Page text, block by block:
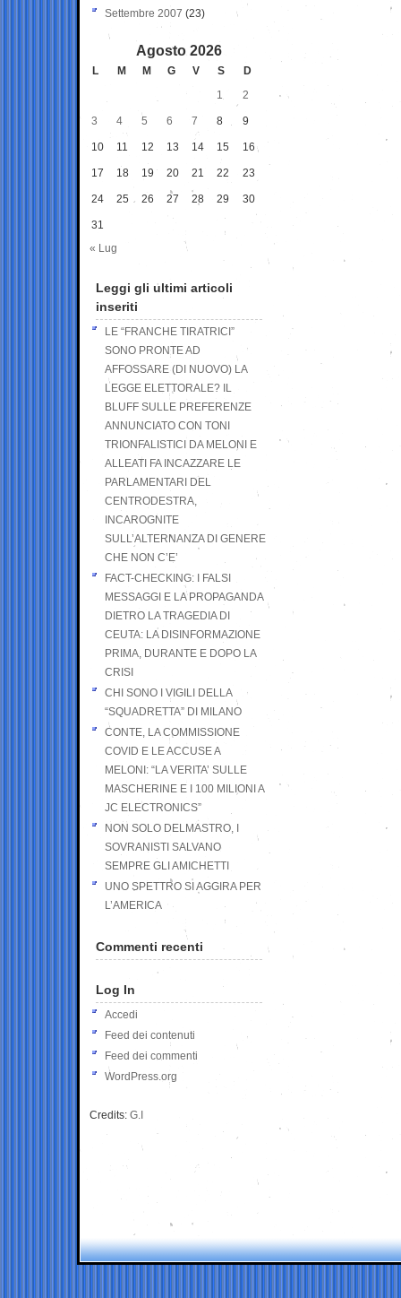
Settembre 2007 (23)
Agosto 2026
L M M G V S
D
1
2
3 4 5 6 7 8 9
10 11 12 13 14 15 16
17 18 19 20 21 22 23
24 25 26 27 28 29 30
31
« Lug
Leggi gli ultimi articoli
inseriti
LE “FRANCHE TIRATRICI”
SONO PRONTE AD
AFFOSSARE (DI NUOVO) LA
LEGGE ELETTORALE? IL
BLUFF SULLE PREFERENZE
ANNUNCIATO CON TONI
TRIONFALISTICI DA MELONI E
ALLEATI FA INCAZZARE LE
PARLAMENTARI DEL
CENTRODESTRA,
INCAROGNITE
SULL’ALTERNANZA DI GENERE
CHE NON C’E’
FACT-CHECKING: I FALSI
MESSAGGI E LA PROPAGANDA
DIETRO LA TRAGEDIA DI
CEUTA: LA DISINFORMAZIONE
PRIMA, DURANTE E DOPO LA
CRISI
CHI SONO I VIGILI DELLA
“SQUADRETTA” DI MILANO
CONTE, LA COMMISSIONE
COVID E LE ACCUSE A
MELONI: “LA VERITA’ SULLE
MASCHERINE E I 100 MILIONI A
JC ELECTRONICS”
NON SOLO DELMASTRO, I
SOVRANISTI SALVANO
SEMPRE GLI AMICHETTI
UNO SPETTRO SI AGGIRA PER
L’AMERICA
Commenti recenti
Log In
Accedi
Feed dei contenuti
Feed dei commenti
WordPress.org
Credits: G.I